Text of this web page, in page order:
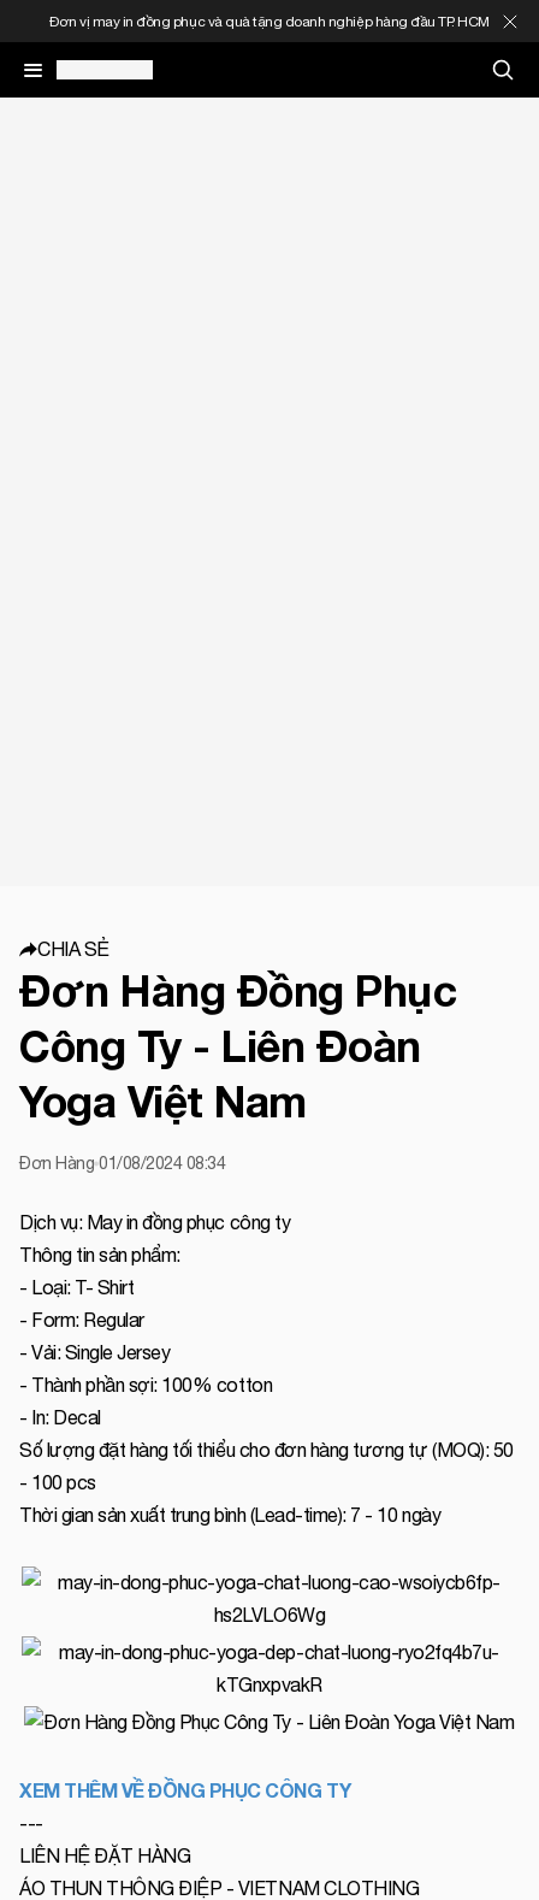
Đơn vị may in đồng phục và quà tặng doanh nghiệp hàng đầu TP. HCM
CHIA SẺ
Đơn Hàng Đồng Phục
Công Ty - Liên Đoàn
Yoga Việt Nam
Đơn Hàng 01/08/2024 08:34
Dịch vụ: May in đồng phục công ty
Thông tin sản phẩm:
- Loại: T- Shirt
- Form: Regular
- Vải: Single Jersey
- Thành phần sợi: 100% cotton
- In: Decal
Số lượng đặt hàng tối thiểu cho đơn hàng tương tự (MOQ): 50
- 100 pcs
Thời gian sản xuất trung bình (Lead-time): 7 - 10 ngày
XEM THÊM VỀ ĐỒNG PHỤC CÔNG TY
---
LIÊN HỆ ĐẶT HÀNG
ÁO THUN THÔNG ĐIỆP - VIETNAM CLOTHING